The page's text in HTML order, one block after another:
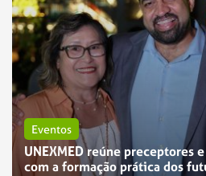
Eventos
UNEXMED reúne preceptores
com a formação prática dos